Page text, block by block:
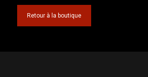
Retour à la boutique